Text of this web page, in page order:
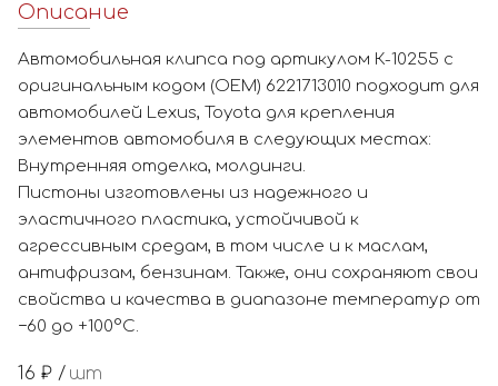
Описание
Автомобильная клипса под артикулом К-10255 с
оригинальным кодом (OEM) 6221713010 подходит для
автомобилей Lexus, Toyota для крепления
элементов автомобиля в следующих местах:
Внутренняя отделка, молдинги.
Пистоны изготовлены из надежного и
эластичного пластика, устойчивой к
агрессивным средам, в том числе и к маслам,
антифризам, бензинам. Также, они сохраняют свои
свойства и качества в диапазоне температур от
−60 до +100°С.
16 ₽ / шт